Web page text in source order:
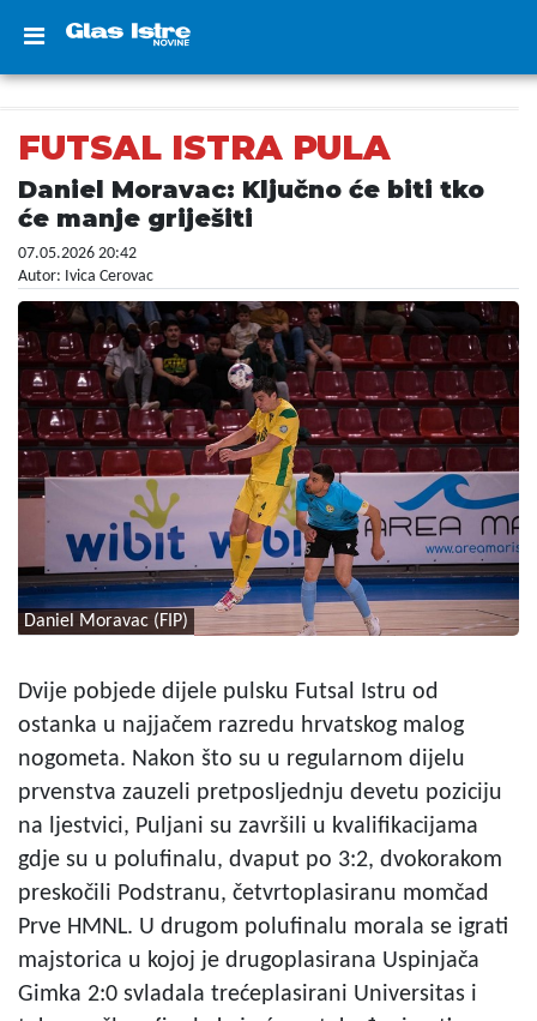
FUTSAL ISTRA PULA
Daniel Moravac: Ključno će biti tko
će manje griješiti
07.05.2026 20:42
Autor: Ivica Cerovac
Daniel Moravac (FIP)
Dvije pobjede dijele pulsku Futsal Istru od
ostanka u najjačem razredu hrvatskog malog
nogometa. Nakon što su u regularnom dijelu
prvenstva zauzeli pretposljednju devetu poziciju
na ljestvici, Puljani su završili u kvalifikacijama
gdje su u polufinalu, dvaput po 3:2, dvokorakom
preskočili Podstranu, četvrtoplasiranu momčad
Prve HMNL. U drugom polufinalu morala se igrati
majstorica u kojoj je drugoplasirana Uspinjača
Gimka 2:0 svladala trećeplasirani Universitas i